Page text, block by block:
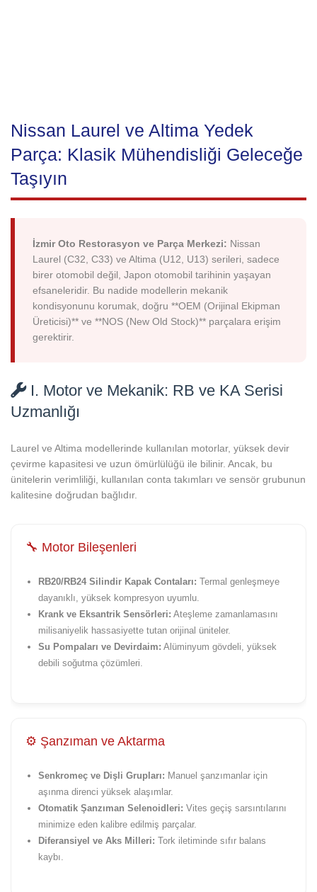
Nissan Laurel ve Altima Yedek
Parça: Klasik Mühendisliği Geleceğe
Taşıyın
İzmir Oto Restorasyon ve Parça Merkezi: Nissan
Laurel (C32, C33) ve Altima (U12, U13) serileri, sadece
birer otomobil değil, Japon otomobil tarihinin yaşayan
efsaneleridir. Bu nadide modellerin mekanik
kondisyonunu korumak, doğru **OEM (Orijinal Ekipman
Üreticisi)** ve **NOS (New Old Stock)** parçalara erişim
gerektirir.
I. Motor ve Mekanik: RB ve KA Serisi
Uzmanlığı
Laurel ve Altima modellerinde kullanılan motorlar, yüksek devir
çevirme kapasitesi ve uzun ömürlülüğü ile bilinir. Ancak, bu
ünitelerin verimliliği, kullanılan conta takımları ve sensör grubunun
kalitesine doğrudan bağlıdır.
🔧 Motor Bileşenleri
RB20/RB24 Silindir Kapak Contaları: Termal genleşmeye
dayanıklı, yüksek kompresyon uyumlu.
Krank ve Eksantrik Sensörleri: Ateşleme zamanlamasını
milisaniyelik hassasiyette tutan orijinal üniteler.
Su Pompaları ve Devirdaim: Alüminyum gövdeli, yüksek
debili soğutma çözümleri.
⚙️ Şanzıman ve Aktarma
Senkromeç ve Dişli Grupları: Manuel şanzımanlar için
aşınma direnci yüksek alaşımlar.
Otomatik Şanzıman Selenoidleri: Vites geçiş sarsıntılarını
minimize eden kalibre edilmiş parçalar.
Diferansiyel ve Aks Milleri: Tork iletiminde sıfır balans
kaybı.